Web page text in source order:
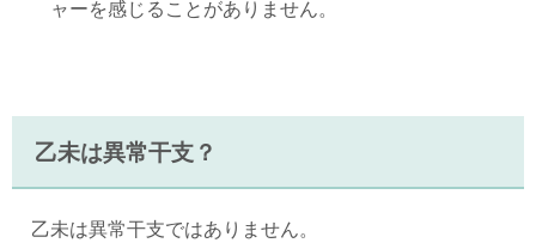
ャーを感じることがありません。
乙未は異常干支？
乙未は異常干支ではありません。